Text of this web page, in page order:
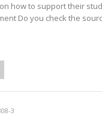
how to support their
Do you check the
3